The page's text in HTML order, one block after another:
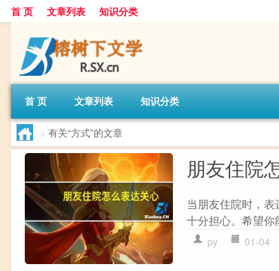
首 页 文章列表 知识分类
首 页 文章列表 知识分类
> 有关“方式”的文章
朋友住院
当朋友住院时，
十分担心。希望
py 01-04